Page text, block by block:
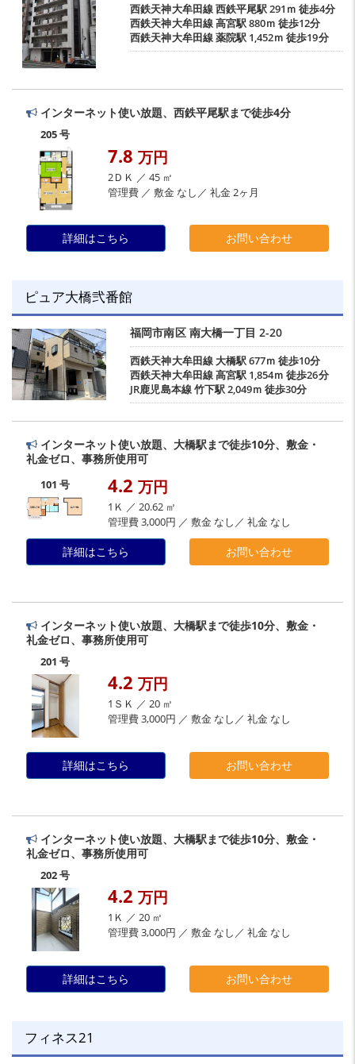
西鉄天神大牟田線西鉄平尾駅291ｍ 徒歩4分
西鉄天神大牟田線高宮駅880ｍ 徒歩12分
西鉄天神大牟田線薬院駅1,452ｍ 徒歩19分
インターネット使い放題、西鉄平尾駅まで徒歩4分
205 号
7.8 万円
2ＤＫ ／ 45 ㎡
管理費 ／ 敷金 なし／ 礼金 2ヶ月
詳細はこちら お問い合わせ
ピュア大橋弐番館
福岡市南区 南大橋一丁目 2-20
西鉄天神大牟田線大橋駅677ｍ 徒歩10分
西鉄天神大牟田線高宮駅1,854ｍ 徒歩26分
JR鹿児島本線竹下駅2,049ｍ 徒歩30分
インターネット使い放題、大橋駅まで徒歩10分、敷金・
礼金ゼロ、事務所使用可
101 号 4.2 万円
1Ｋ ／ 20.62 ㎡
管理費 3,000円 ／ 敷金 なし／ 礼金 なし
詳細はこちら お問い合わせ
インターネット使い放題、大橋駅まで徒歩10分、敷金・
礼金ゼロ、事務所使用可
201 号
4.2 万円
1ＳＫ ／ 20 ㎡
管理費 3,000円 ／ 敷金 なし／ 礼金 なし
詳細はこちら お問い合わせ
インターネット使い放題、大橋駅まで徒歩10分、敷金・
礼金ゼロ、事務所使用可
202 号
4.2 万円
1Ｋ ／ 20 ㎡
管理費 3,000円 ／ 敷金 なし／ 礼金 なし
詳細はこちら お問い合わせ
フィネス21